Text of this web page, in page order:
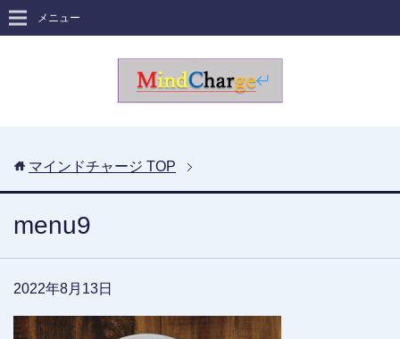
メニュー
マインドチャージ TOP
menu9
2022年8月13日